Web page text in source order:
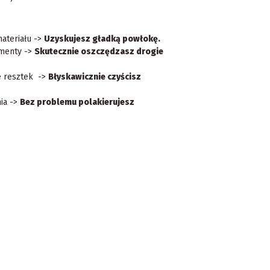
-> Uzyskujesz gładką powłokę.
-> Skutecznie oszczędzasz drogie
resztek -> Błyskawicznie czyścisz
-> Bez problemu polakierujesz